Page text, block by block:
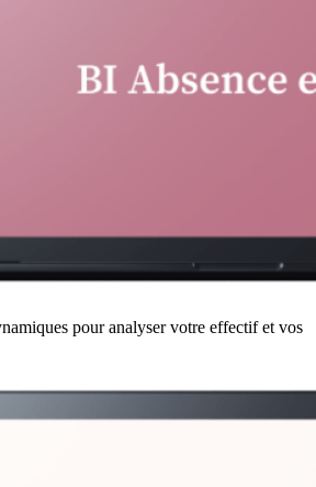
pour analyser votre effectif et vos